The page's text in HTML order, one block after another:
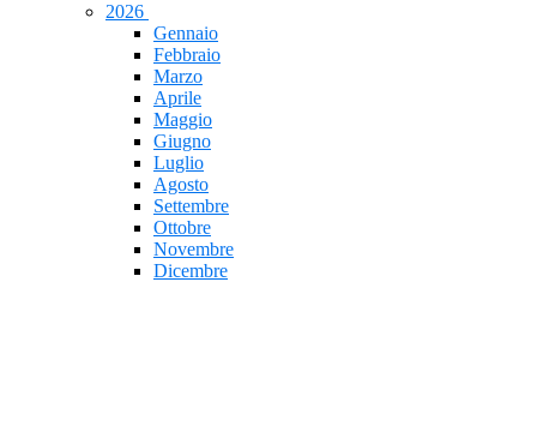
2026
Gennaio
Febbraio
Marzo
Aprile
Maggio
Giugno
Luglio
Agosto
Settembre
Ottobre
Novembre
Dicembre